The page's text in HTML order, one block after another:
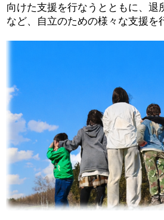
向けた支援を行なうとともに、退
など、自立のための様々な支援を